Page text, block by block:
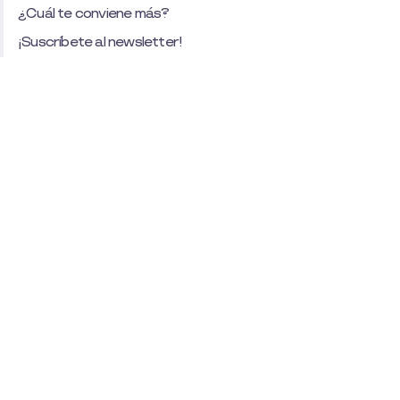
¿Cuál te conviene más?
¡Suscríbete al newsletter!